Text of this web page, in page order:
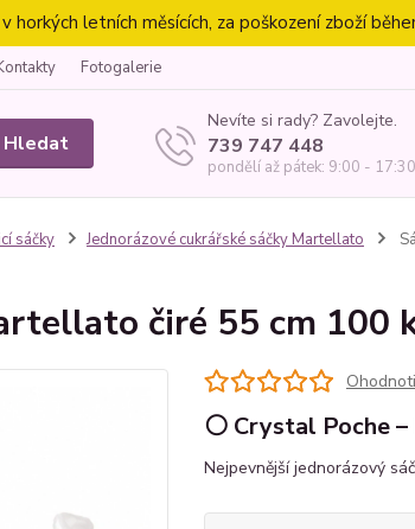
letních měsících, za poškození zboží
Fotogalerie
Hledat
Nevíte si rady? Zavolejte.
739 747 448
pondělí až pátek: 9:00 - 17:30
sáčky Jednorázové cukrářské sáčky Martellato
čiré 55 cm 100
⚪ Crystal Poche
Nejpevnější jednorázový